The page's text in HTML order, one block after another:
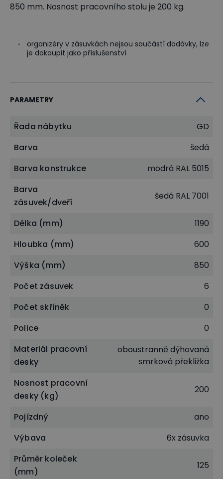
850 mm. Nosnost pracovního stolu je 200 kg.
organizéry v zásuvkách nejsou součástí dodávky, lze
je dokoupit jako příslušenství
PARAMETRY
Řada nábytku
GD
Barva
šedá
Barva konstrukce
modrá RAL 5015
Barva
zásuvek/dveří
šedá RAL 7001
Délka (mm)
1190
Hloubka (mm)
600
Výška (mm)
850
Počet zásuvek
6
Počet skříněk
0
Police
0
Materiál pracovní
desky
oboustranně dýhovaná
smrková překližka
Nosnost pracovní
desky (kg)
200
Pojízdný
ano
Výbava
6x zásuvka
Průměr koleček
(mm)
125